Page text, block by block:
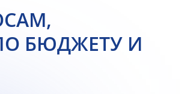
БЮДЖЕТУ И